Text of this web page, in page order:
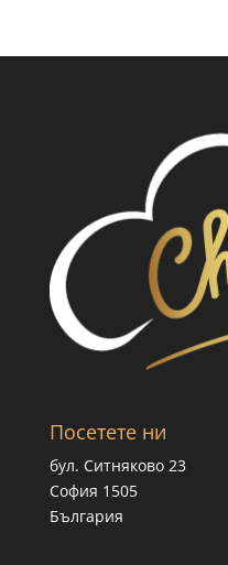
Посетете ни
бул. Ситняково 23
София 1505
България